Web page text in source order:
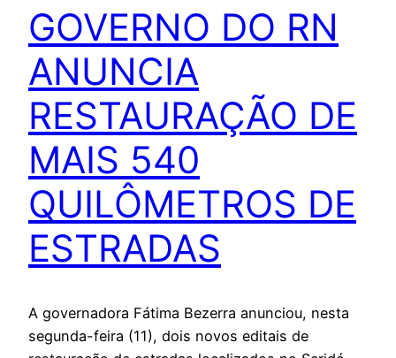
GOVERNO DO RN
ANUNCIA
RESTAURAÇÃO DE
MAIS 540
QUILÔMETROS DE
ESTRADAS
A governadora Fátima Bezerra anunciou, nesta
segunda-feira (11), dois novos editais de